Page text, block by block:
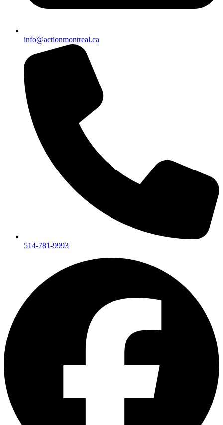
info@actionmontreal.ca
514-781-9993